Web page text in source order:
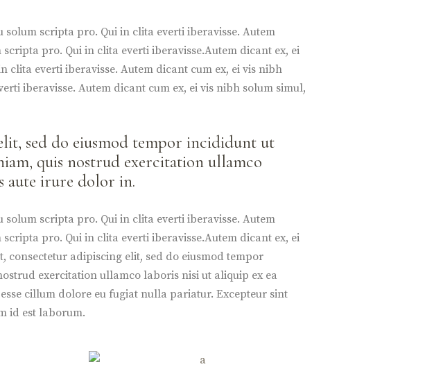
scripta pro. Qui in clita everti iberavisse. Autem
pro. Qui in clita everti iberavisse.Autem dicant ex, ei
clita everti iberavisse. Autem dicant cum ex, ei vis nibh
iberavisse. Autem dicant cum ex, ei vis nibh solum simul,
sed do eiusmod tempor incididunt ut
quis nostrud exercitation ullamco
aute irure dolor in.
scripta pro. Qui in clita everti iberavisse. Autem
pro. Qui in clita everti iberavisse.Autem dicant ex, ei
adipiscing elit, sed do eiusmod tempor
exercitation ullamco laboris nisi ut aliquip ex ea
cillum dolore eu fugiat nulla pariatur. Excepteur sint
id est laborum.